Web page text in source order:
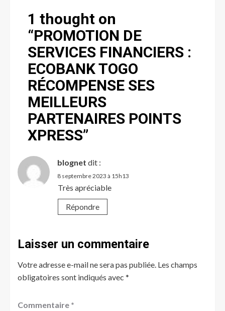
1 thought on
“PROMOTION DE
SERVICES FINANCIERS :
ECOBANK TOGO
RÉCOMPENSE SES
MEILLEURS
PARTENAIRES POINTS
XPRESS”
blognet dit :
8 septembre 2023 à 15h13
Très apréciable
Répondre
Laisser un commentaire
Votre adresse e-mail ne sera pas publiée. Les champs
obligatoires sont indiqués avec *
Commentaire *